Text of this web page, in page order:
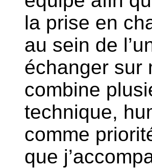
la prise en
au sein de
échanger sur
combine
technique,
comme
que